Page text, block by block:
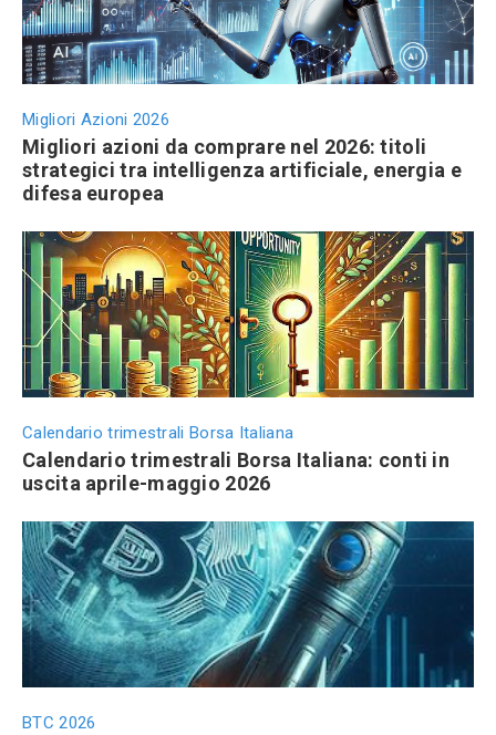
Migliori Azioni 2026
Migliori azioni da comprare nel 2026: titoli
strategici tra intelligenza artificiale, energia e
difesa europea
Calendario trimestrali Borsa Italiana
Calendario trimestrali Borsa Italiana: conti in
uscita aprile-maggio 2026
BTC 2026